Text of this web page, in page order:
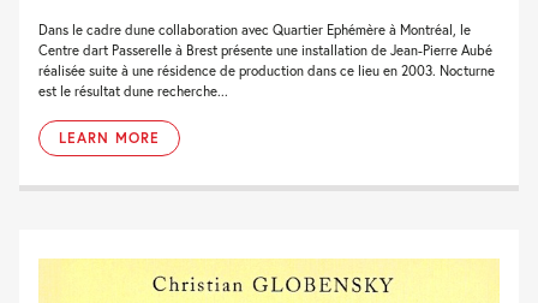
Dans le cadre dune collaboration avec Quartier Ephémère à Montréal, le
Centre dart Passerelle à Brest présente une installation de Jean-Pierre Aubé
réalisée suite à une résidence de production dans ce lieu en 2003. Nocturne
est le résultat dune recherche...
LEARN MORE